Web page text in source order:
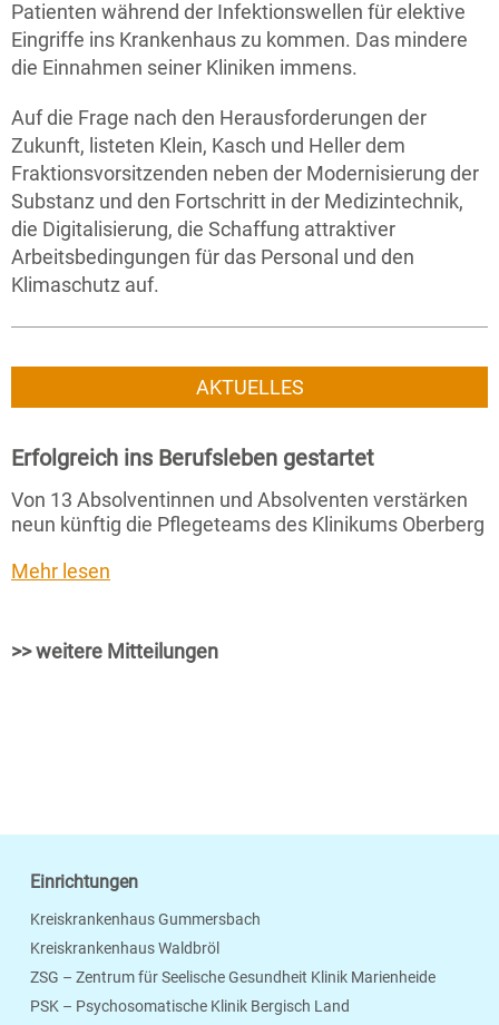
Patienten während der Infektionswellen für elektive
Eingriffe ins Krankenhaus zu kommen. Das mindere
die Einnahmen seiner Kliniken immens.
Auf die Frage nach den Herausforderungen der
Zukunft, listeten Klein, Kasch und Heller dem
Fraktionsvorsitzenden neben der Modernisierung der
Substanz und den Fortschritt in der Medizintechnik,
die Digitalisierung, die Schaffung attraktiver
Arbeitsbedingungen für das Personal und den
Klimaschutz auf.
AKTUELLES
Erfolgreich ins Berufsleben gestartet
Von 13 Absolventinnen und Absolventen verstärken
neun künftig die Pflegeteams des Klinikums Oberberg
Mehr lesen
>> weitere Mitteilungen
Einrichtungen
Kreiskrankenhaus Gummersbach
Kreiskrankenhaus Waldbröl
ZSG – Zentrum für Seelische Gesundheit Klinik Marienheide
PSK – Psychosomatische Klinik Bergisch Land